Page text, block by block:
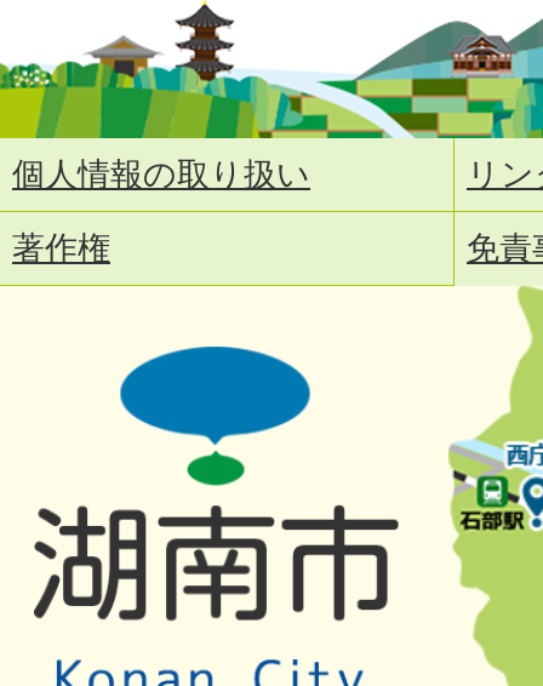
個人情報の取り扱い
リ
著作権
免責